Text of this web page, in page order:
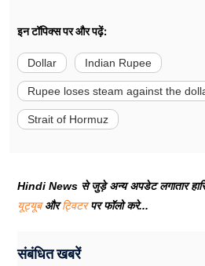
इन टॉपिक्स पर और पढ़ें:
Dollar Indian Rupee
Rupee loses steam against the
Strait of Hormuz
Hindi News से जुड़े अन्य अपडेट लगातार
यूट्यूबऔरट्विटरपर फॉलो करे...
संबंधित खबरें